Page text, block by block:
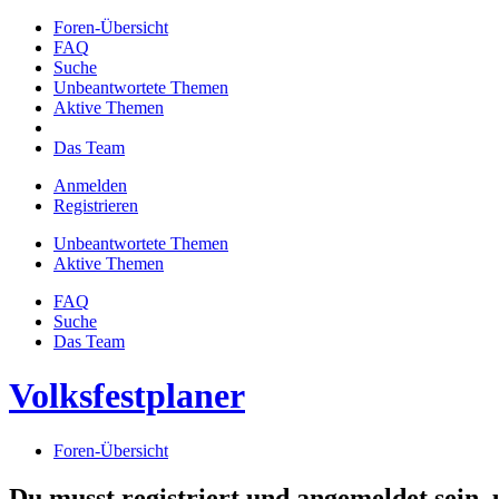
Foren-Übersicht
FAQ
Suche
Unbeantwortete Themen
Aktive Themen
Das Team
Anmelden
Registrieren
Unbeantwortete Themen
Aktive Themen
FAQ
Suche
Das Team
Volksfestplaner
Foren-Übersicht